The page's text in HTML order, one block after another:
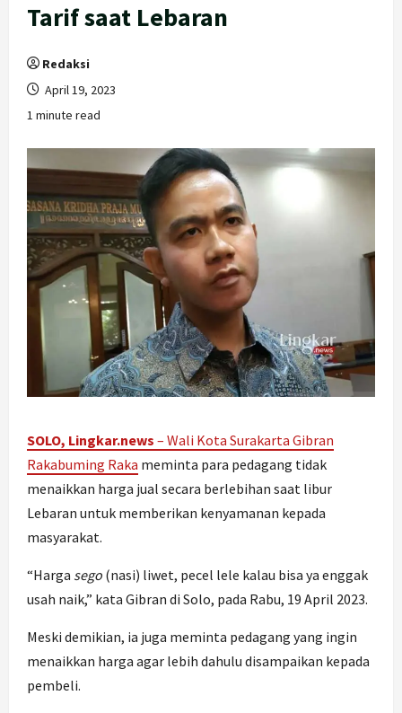
Tarif saat Lebaran
Redaksi
April 19, 2023
1 minute read
SOLO, Lingkar.news – Wali Kota Surakarta Gibran
Rakabuming Raka meminta para pedagang tidak
menaikkan harga jual secara berlebihan saat libur
Lebaran untuk memberikan kenyamanan kepada
masyarakat.
“Harga sego (nasi) liwet, pecel lele kalau bisa ya enggak
usah naik,” kata Gibran di Solo, pada Rabu, 19 April 2023.
Meski demikian, ia juga meminta pedagang yang ingin
menaikkan harga agar lebih dahulu disampaikan kepada
pembeli.